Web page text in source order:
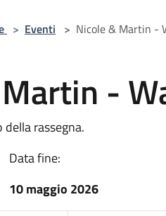
> Eventi > Nicole & Martin -
-
rassegna.
Data fine:
10 maggio 2026